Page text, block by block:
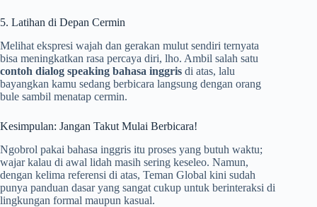
5. Latihan di Depan Cermin
Melihat ekspresi wajah dan gerakan mulut sendiri ternyata
bisa meningkatkan rasa percaya diri, lho. Ambil salah satu
contoh dialog speaking bahasa inggris di atas, lalu
bayangkan kamu sedang berbicara langsung dengan orang
bule sambil menatap cermin.
Kesimpulan: Jangan Takut Mulai Berbicara!
Ngobrol pakai bahasa inggris itu proses yang butuh waktu;
wajar kalau di awal lidah masih sering keseleo. Namun,
dengan kelima referensi di atas, Teman Global kini sudah
punya panduan dasar yang sangat cukup untuk berinteraksi di
lingkungan formal maupun kasual.